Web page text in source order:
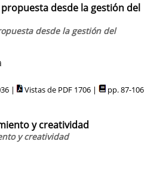
desde la gestión del
desde la gestión del
| Vistas de PDF 1706 | pp. 87-106
y creatividad
y creatividad